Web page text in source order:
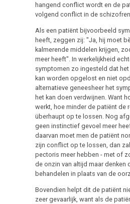
ziekenhuis
Statistieken
Volksgezondheid
hangend conflict wordt en de
volgend conflict in de
Als een patiënt bijvoorbeeld
heeft, zeggen zij: "Ja, hij moet
kalmerende middelen krijgen,
meer heeft". In werkelijkheid
symptomen zo ingesteld dat
kan worden opgelost en niet
alternatieve geneesheer het
het kan doen verdwijnen. Want
werkt, hoe minder de patiënt de
überhaupt op te lossen. Nog
geen instinctief gevoel meer
daarvan moet men de patiënt
zijn conflict op te lossen, dan
pectoris meer hebben - met of
de onzin van altijd maar denken
behandelen in plaats van de
Bovendien helpt dit de patiënt
zeer gevaarlijk, want als de